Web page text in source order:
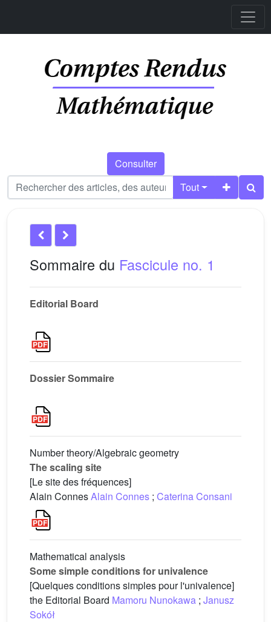
Consulter
Tout
Sommaire du Fascicule no. 1
Editorial Board
Dossier Sommaire
Number theory/Algebraic geometry
The scaling site
[Le site des fréquences]
Alain ConnesAlain Connes ; Caterina Consani
Mathematical analysis
Some simple conditions for univalence
[Quelques conditions simples pour l'univalence]
the Editorial Board Mamoru Nunokawa ; Janusz
Sokół